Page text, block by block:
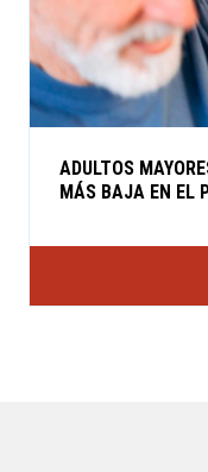
ADULTOS
MÁS BAJA EN EL